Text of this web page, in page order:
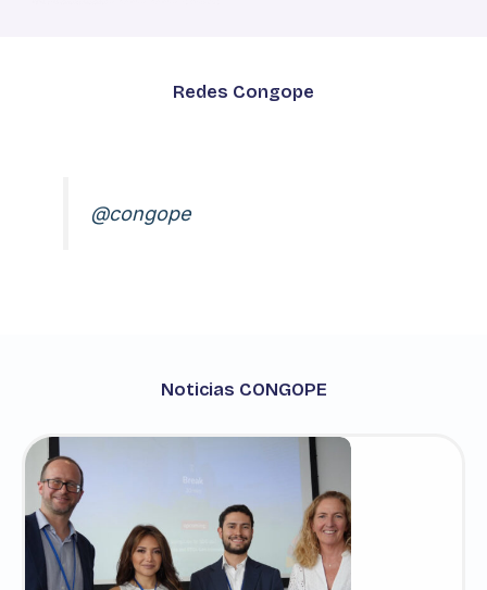
Redes Congope
@congope
Noticias CONGOPE